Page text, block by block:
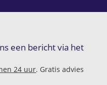
een bericht via het
24 uur. Gratis advies